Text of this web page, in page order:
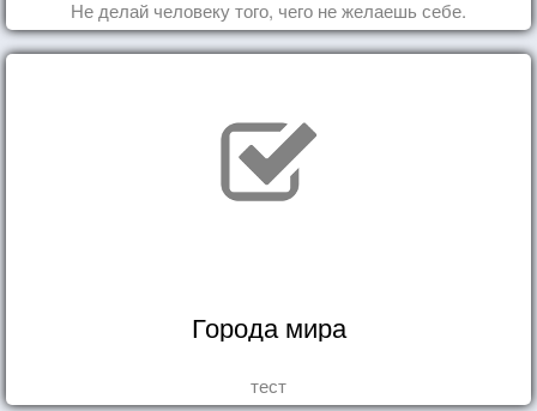
Не делай человеку того, чего не желаешь себе.
Города мира
тест